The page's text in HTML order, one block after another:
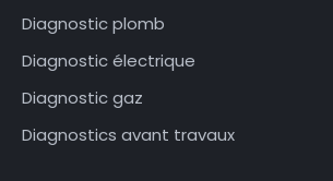
Diagnostic plomb
Diagnostic électrique
Diagnostic gaz
Diagnostics avant travaux